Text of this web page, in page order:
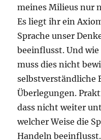
meines Milieus nur
Es liegt ihr ein
Sprache unser
beeinflusst. Und
muss dies nicht
selbstverständliche
Überlegungen.
dass nicht weiter
welcher Weise die
Handeln